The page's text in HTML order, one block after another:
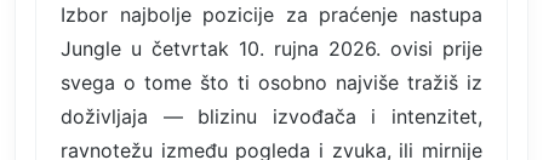
Izbor najbolje pozicije za praćenje nastupa
Jungle u četvrtak 10. rujna 2026. ovisi prije
svega o tome što ti osobno najviše tražiš iz
doživljaja — blizinu izvođača i intenzitet,
ravnotežu između pogleda i zvuka, ili mirnije